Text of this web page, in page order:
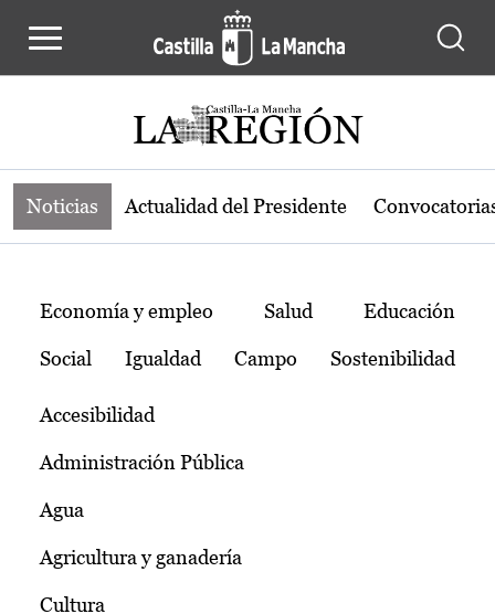
Noticias de la región de Castilla-La
Noticias Actualidad del Presidente
Temas
Economía y empleo Salud Educación
Social Igualdad Campo Sostenibilidad
Accesibilidad
Administración Pública
Agua
Agricultura y ganadería
Cultura